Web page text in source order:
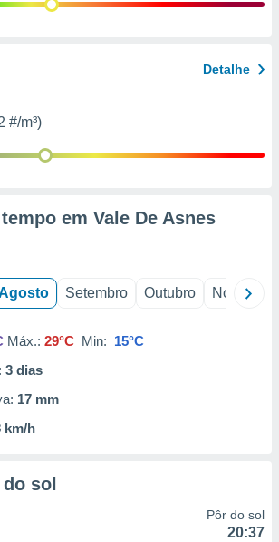
Detalhe
#/m³)
em Vale De Asnes
Setembro Outubro Novembro
Máx.: 29°C Min: 15°C
3 dias
17 mm
km/h
sol
Pôr do sol
20:37